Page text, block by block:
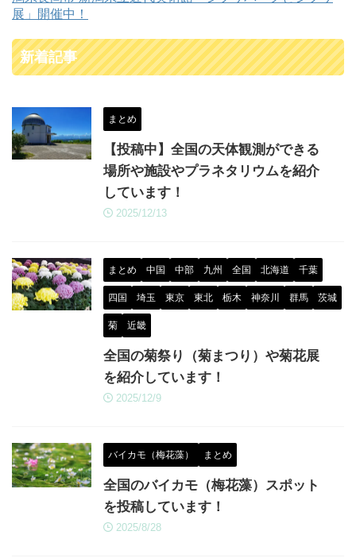
展」開催中！
新着記事
まとめ
【投稿中】全国の天体観測ができる
場所や施設やプラネタリウムを紹介
しています！
2025/12/13
まとめ 中国 中部 九州 全国 北海道 千葉
四国 埼玉 東京 東北 栃木 神奈川 群馬 茨城
菊 近畿
全国の菊祭り（菊まつり）や菊花展
を紹介しています！
2025/12/9
バイカモ（梅花藻） まとめ
全国のバイカモ（梅花藻）スポット
を投稿しています！
2025/8/28